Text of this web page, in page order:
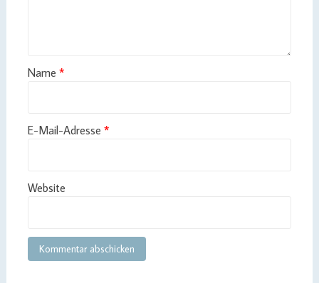
Name *
E-Mail-Adresse *
Website